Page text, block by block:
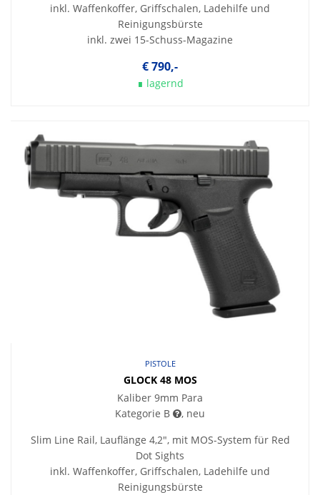
inkl. Waffenkoffer, Griffschalen, Ladehilfe und
Reinigungsbürste
inkl. zwei 15-Schuss-Magazine
€ 790,-
∎ lagernd
PISTOLE
GLOCK 48 MOS
Kaliber 9mm Para
Kategorie B
, neu
Slim Line Rail, Lauflänge 4,2", mit MOS-System für Red
Dot Sights
inkl. Waffenkoffer, Griffschalen, Ladehilfe und
Reinigungsbürste